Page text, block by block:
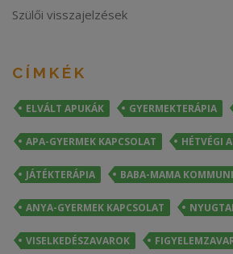
Szülői visszajelzések
CÍMKÉK
ELVÁLT APUKÁK GYERMEKTERÁPIA
APA-GYERMEK KAPCSOLAT HÉTVÉGI
JÁTÉKTERÁPIA BABA-MAMA
ANYA-GYERMEK KAPCSOLAT
VISELKEDÉSZAVAROK